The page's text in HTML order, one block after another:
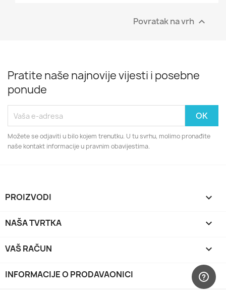
Povratak na vrh 
Pratite naše najnovije vijesti i posebne
ponude
Možete se odjaviti u bilo kojem trenutku. U tu svrhu, molimo pronađite
naše kontakt informacije u pravnim obavijestima.
PROIZVODI 
NAŠA TVRTKA 
VAŠ RAČUN 
INFORMACIJE O PRODAVAONICI keyboard_arrow_down